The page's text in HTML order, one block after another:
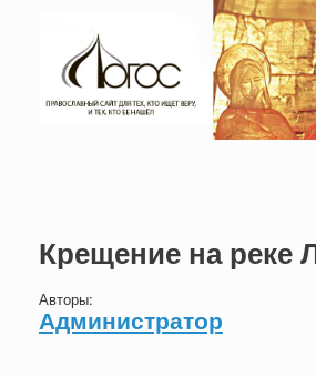
Крещение на реке
Авторы:
Администратор